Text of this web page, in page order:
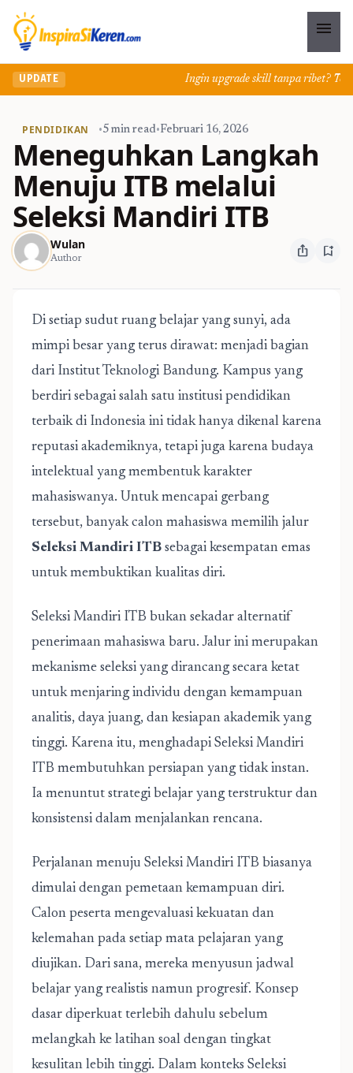
menu
UPDATE Ingin upgrade skill tanpa ribet?
PENDIDIKAN •5 min read•Februari 16, 2026
Meneguhkan Langkah
Menuju ITB melalui
Seleksi Mandiri ITB
Wulan
Author ios_share bookmark_add
Di setiap sudut ruang belajar yang sunyi, ada
mimpi besar yang terus dirawat: menjadi bagian
dari Institut Teknologi Bandung. Kampus yang
berdiri sebagai salah satu institusi pendidikan
terbaik di Indonesia ini tidak hanya dikenal karena
reputasi akademiknya, tetapi juga karena budaya
intelektual yang membentuk karakter
mahasiswanya. Untuk mencapai gerbang
tersebut, banyak calon mahasiswa memilih jalur
Seleksi Mandiri ITB sebagai kesempatan emas
untuk membuktikan kualitas diri.
Seleksi Mandiri ITB bukan sekadar alternatif
penerimaan mahasiswa baru. Jalur ini merupakan
mekanisme seleksi yang dirancang secara ketat
untuk menjaring individu dengan kemampuan
analitis, daya juang, dan kesiapan akademik yang
tinggi. Karena itu, menghadapi Seleksi Mandiri
ITB membutuhkan persiapan yang tidak instan.
Ia menuntut strategi belajar yang terstruktur dan
konsistensi dalam menjalankan rencana.
Perjalanan menuju Seleksi Mandiri ITB biasanya
dimulai dengan pemetaan kemampuan diri.
Calon peserta mengevaluasi kekuatan dan
kelemahan pada setiap mata pelajaran yang
diujikan. Dari sana, mereka menyusun jadwal
belajar yang realistis namun progresif. Konsep
dasar diperkuat terlebih dahulu sebelum
melangkah ke latihan soal dengan tingkat
kesulitan lebih tinggi. Dalam konteks Seleksi